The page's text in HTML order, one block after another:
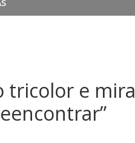
tricolor e mira